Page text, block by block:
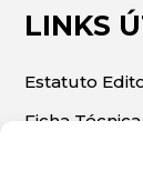
LINKS
Estatuto
Ficha Técnica